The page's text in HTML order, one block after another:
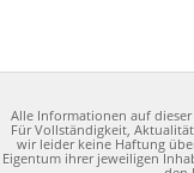
Alle Informationen auf
Für Vollständigkeit,
wir leider keine Haftung
Eigentum ihrer jeweiligen